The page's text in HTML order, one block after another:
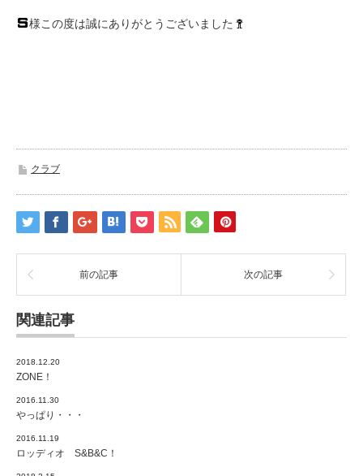
様この度は誠にありがとうございました
クラブ
前の記事 次の記事
関連記事
2018.12.20
ZONE！
2016.11.30
やっぱり・・・
2016.11.19
ロッディオ S&B&C！